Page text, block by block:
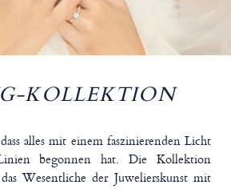
KOLLEKTION
alles mit einem faszinierenden Licht
begonnen hat. Die Kollektion
Wesentliche der Juwelierskunst mit